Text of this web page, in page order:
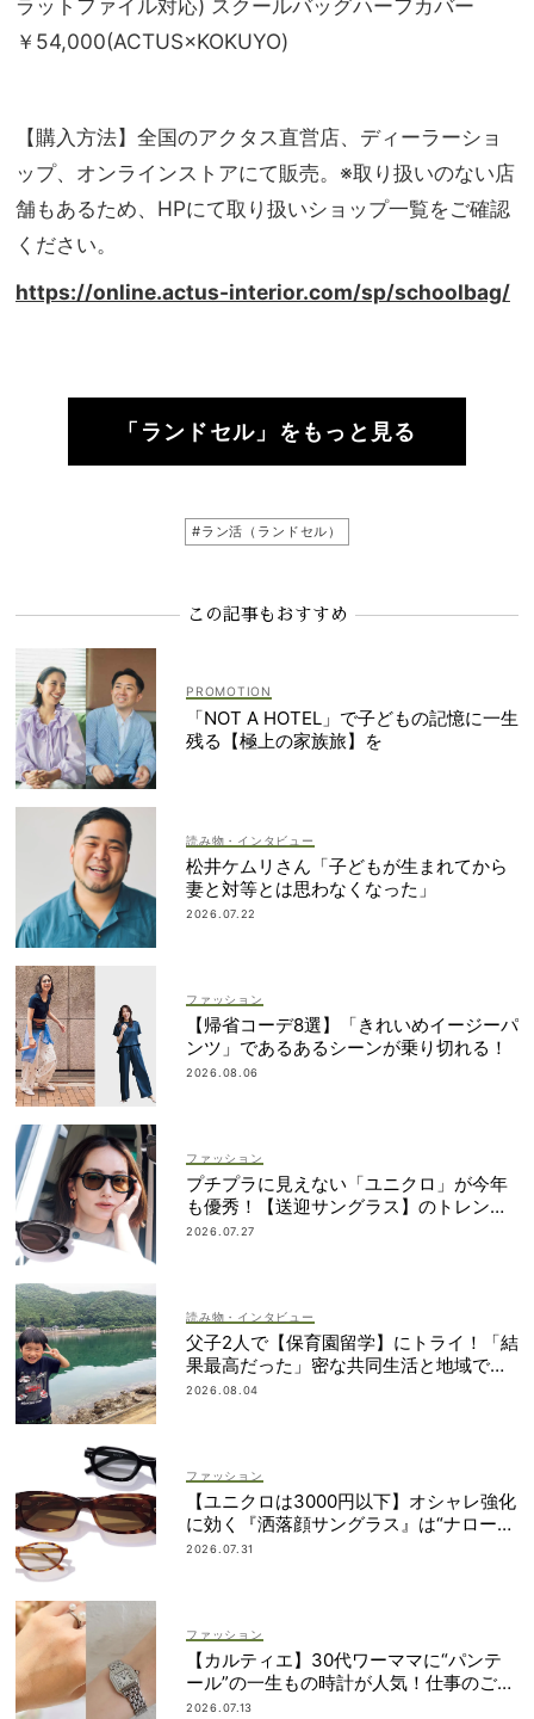
ラットファイル対応) スクールバッグハーフカバー
￥54,000(ACTUS×KOKUYO)
【購入方法】全国のアクタス直営店、ディーラーショ
ップ、オンラインストアにて販売。※取り扱いのない店
舗もあるため、HPにて取り扱いショップ一覧をご確認
ください。
https://online.actus-interior.com/sp/schoolbag/
「ランドセル」をもっと見る
#ラン活（ランドセル）
この記事もおすすめ
「NOT A HOTEL」で子どもの記憶に一生
残る【極上の家族旅】を
読み物・インタビュー
松井ケムリさん「子どもが生まれてから
妻と対等とは思わなくなった」
2026.07.22
ファッション
【帰省コーデ8選】「きれいめイージーパ
ンツ」であるあるシーンが乗り切れる！
2026.08.06
ファッション
プチプラに見えない「ユニクロ」が今年
も優秀！【送迎サングラス】のトレンド
は“黒”のフレーム
2026.07.27
読み物・インタビュー
父子2人で【保育園留学】にトライ！「結
果最高だった」密な共同生活と地域での
交流とは？
2026.08.04
ファッション
【ユニクロは3000円以下】オシャレ強化
に効く『洒落顔サングラス』は“ナローフ
ォルム”が最旬！
2026.07.31
ファッション
【カルティエ】30代ワーママに“パンテ
ール”の一生もの時計が人気！仕事のご褒
美＆節目買いに
2026.07.13